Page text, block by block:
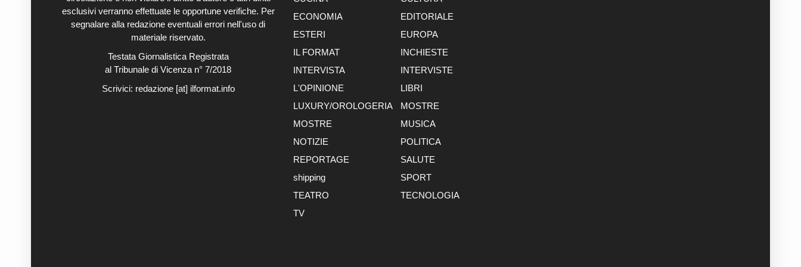
esclusivi verranno effettuate le opportune verifiche. Per
segnalare alla redazione eventuali errori nell'uso di
materiale riservato.
Testata Giornalistica Registrata
al Tribunale di Vicenza n° 7/2018
Scrivici: redazione [at] ilformat.info
ECONOMIA
EDITORIALE
ESTERI
EUROPA
IL FORMAT
INCHIESTE
INTERVISTA
INTERVISTE
L'OPINIONE
LIBRI
LUXURY/OROLOGERIA
MOSTRE
MOSTRE
MUSICA
NOTIZIE
POLITICA
REPORTAGE
SALUTE
shipping
SPORT
TEATRO
TECNOLOGIA
TV